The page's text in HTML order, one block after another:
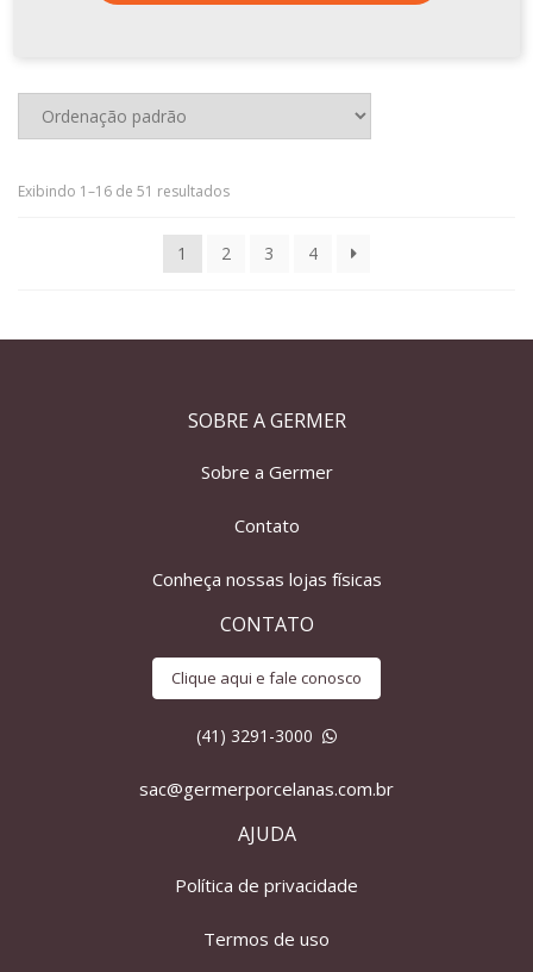
Exibindo 1–16 de 51 resultados
1 2 3 4
SOBRE A GERMER
Sobre a Germer
Contato
Conheça nossas lojas físicas
CONTATO
Clique aqui e fale conosco
(41) 3291-3000
sac@germerporcelanas.com.br
AJUDA
Política de privacidade
Termos de uso